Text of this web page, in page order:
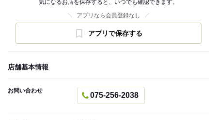
気になるお店を保存すると、いつでも確認できます。
アプリなら会員登録なし
アプリで保存する
店舗基本情報
お問い合わせ
075-256-2038